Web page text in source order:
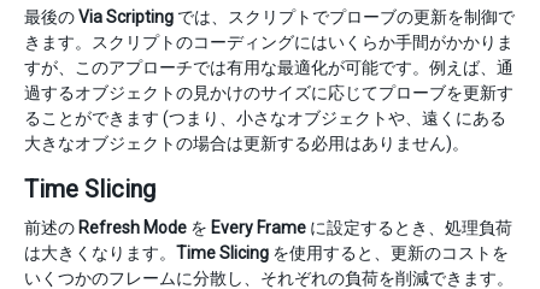
最後のVia Scripting では、スクリプトでプローブの更新を制御で
きます。スクリプトのコーディングにはいくらか手間がかかりま
すが、このアプローチでは有用な最適化が可能です。例えば、通
過するオブジェクトの見かけのサイズに応じてプローブを更新す
ることができます (つまり、小さなオブジェクトや、遠くにある
大きなオブジェクトの場合は更新する必用はありません)。
Time Slicing
前述の Refresh Mode を Every Frame に設定するとき、処理負荷
は大きくなります。 Time Slicing を使用すると、更新のコストを
いくつかのフレームに分散し、それぞれの負荷を削減できます。